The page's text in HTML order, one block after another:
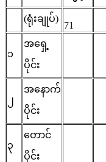
(ရုံးချုပ်)
71
၁
အရှေ့
ပိုင်း
၂
အနောက်
ပိုင်း
၃
တောင်
ပိုင်း